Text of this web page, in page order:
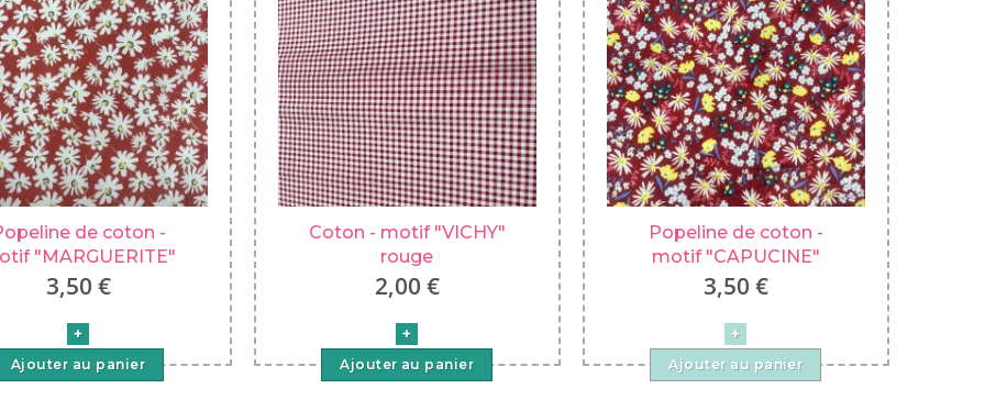
de coton -
"MARGUERITE"
3,50 €
Ajouter au panier
Coton - motif "VICHY"
rouge
2,00 €
Ajouter au panier
Popeline de coton -
motif "CAPUCINE"
3,50 €
Ajouter au panier